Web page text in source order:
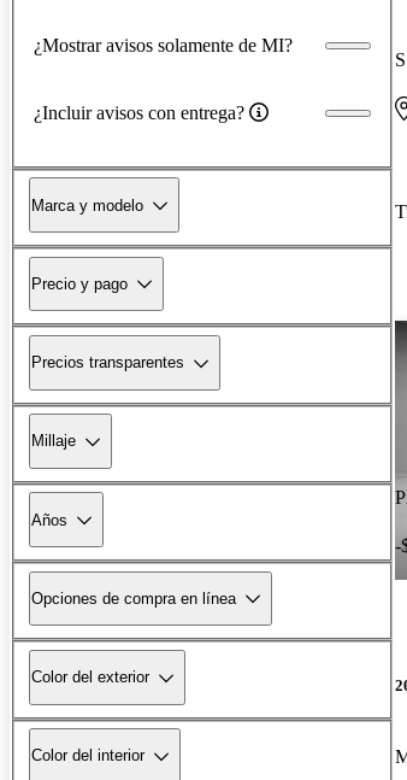
¿Mostrar avisos solamente de MI?
¿Incluir avisos con entrega?
Marca y modelo
Precio y pago
Precios transparentes
Millaje
Años
Opciones de compra en línea
Color del exterior
Color del interior
-